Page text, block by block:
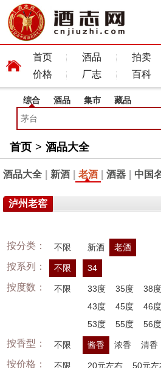
首页 酒品 拍卖
价格
厂志 百科
综合 酒品 集市 藏品
首页 > 酒品大全
酒品大全 新酒 老酒 酒器 中国
泸州老窖
按分类： 不限 新酒 老酒
按系列： 不限 34
按度数： 不限 33度 35度 38度
43度
45度 46度
53度
55度 56度
按香型： 不限 酱香 浓香 清香
按价格： 不限 20元左右 50元左